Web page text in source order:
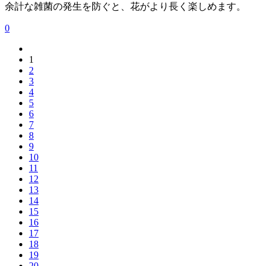
余計な雑菌の発生を防ぐと、花がより長く楽しめます。
0
1
2
3
4
5
6
7
8
9
10
11
12
13
14
15
16
17
18
19